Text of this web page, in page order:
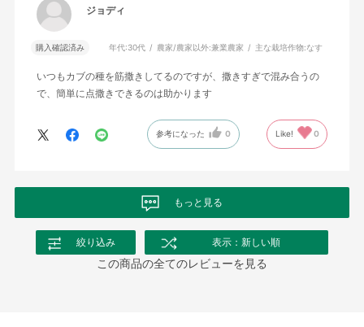
ジョディ
購入確認済み 年代:30代 農家/農家以外:兼業農家 主な栽培作物:なす
いつもカブの種を筋撒きしてるのですが、撒きすぎで混み合うの
で、簡単に点撒きできるのは助かります
参考になった 0 Like! 0
もっと見る
絞り込み 表示：新しい順
この商品の全てのレビューを見る